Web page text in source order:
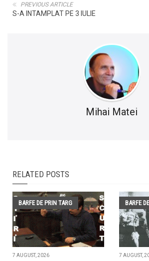
PREVIOUS ARTICLE
S-A INTAMPLAT PE 3 IULIE
Mihai Matei
RELATED POSTS
BARFE DE PRIN TARG
7 AUGUST, 2026
BARFE
7 AUGUST,